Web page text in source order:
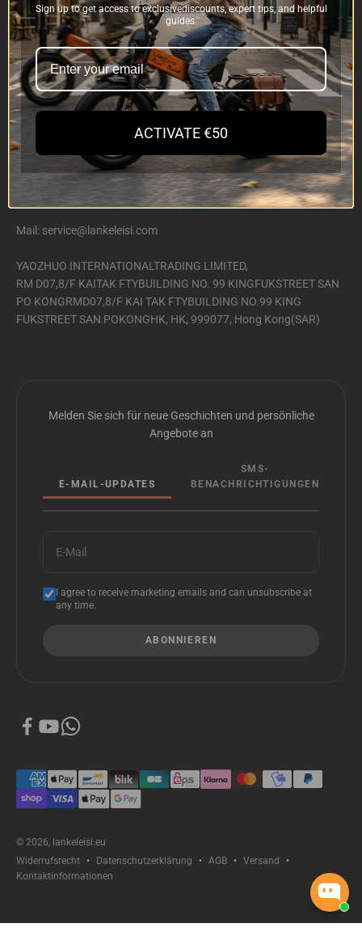
Blog
Partnerprogramm
Datenschutzerklärung
Cookie-Richtlinie
Kontaktieren Sie uns
Mail: service@lankeleisi.com
YAOZHUO INTERNATIONALTRADING LIMITED,
RM D07,8/F KAITAK FTYBUILDING NO. 99 KINGFUKSTREET SAN
PO KONGRMD07,8/F KAI TAK FTYBUILDING NO.99 KING
FUKSTREET SAN POKONGHK, HK, 999077, Hong Kong(SAR)
Melden Sie sich für neue Geschichten und persönliche
Angebote an
E-MAIL-UPDATES
SMS-
BENACHRICHTIGUNGEN
E-Mail
I agree to receive marketing emails and can unsubscribe at
any time.
ABONNIEREN
© 2026, lankeleisi.eu
Widerrufsrecht
Datenschutzerklärung AGB
Versand
Kontaktinformationen
Sign up to get access to exclusivediscounts, expert tips, and helpful
guides.
ACTIVATE €50